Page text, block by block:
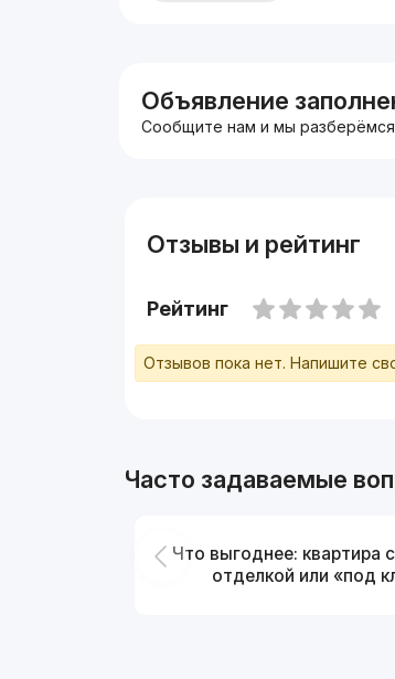
Объявление
Сообщите нам и мы
Отзывы и рейтинг
Рейтинг
Отзывов пока нет. Напишите
Часто задаваемые
Что выгоднее: квартира
отделкой или «под